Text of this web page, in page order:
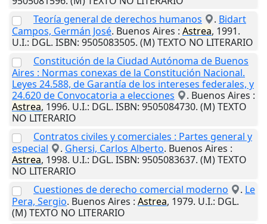
Teoría general de derechos humanos
. Bidart
Campos, Germán José. Buenos Aires : Astrea, 1991.
U.I.: DGL. ISBN: 9505083505. (M) TEXTO NO LITERARIO
Constitución de la Ciudad Autónoma de Buenos
Aires : Normas conexas de la Constitución Nacional.
Leyes 24.588, de Garantía de los intereses federales, y
24.620 de Convocatoria a elecciones
. Buenos Aires :
Astrea, 1996. U.I.: DGL. ISBN: 9505084730. (M) TEXTO
NO LITERARIO
Contratos civiles y comerciales : Partes general y
especial
. Ghersi, Carlos Alberto. Buenos Aires :
Astrea, 1998. U.I.: DGL. ISBN: 9505083637. (M) TEXTO
NO LITERARIO
Cuestiones de derecho comercial moderno
. Le
Pera, Sergio. Buenos Aires : Astrea, 1979. U.I.: DGL.
(M) TEXTO NO LITERARIO